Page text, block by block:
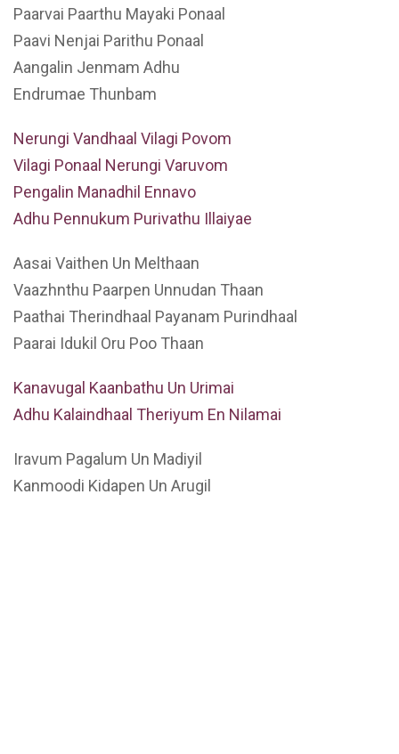
Paarvai Paarthu Mayaki Ponaal
Paavi Nenjai Parithu Ponaal
Aangalin Jenmam Adhu
Endrumae Thunbam
Nerungi Vandhaal Vilagi Povom
Vilagi Ponaal Nerungi Varuvom
Pengalin Manadhil Ennavo
Adhu Pennukum Purivathu Illaiyae
Aasai Vaithen Un Melthaan
Vaazhnthu Paarpen Unnudan Thaan
Paathai Therindhaal Payanam Purindhaal
Paarai Idukil Oru Poo Thaan
Kanavugal Kaanbathu Un Urimai
Adhu Kalaindhaal Theriyum En Nilamai
Iravum Pagalum Un Madiyil
Kanmoodi Kidapen Un Arugil